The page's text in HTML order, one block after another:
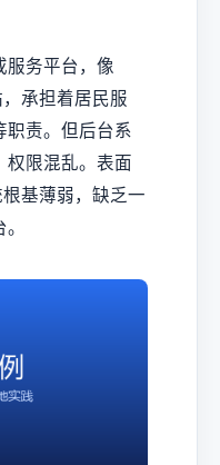
服务平台，像
承担着居民服
职责。但后台系
权限混乱。表面
基薄弱，缺乏一